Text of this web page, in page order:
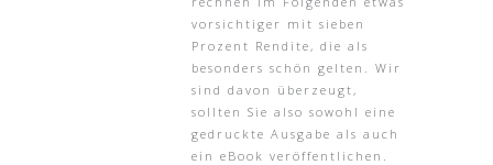
vorsichtiger mit sieben
Prozent Rendite, die als
besonders schön gelten. Wir
sind davon überzeugt,
sollten Sie also sowohl eine
gedruckte Ausgabe als auch
ein eBook veröffentlichen.